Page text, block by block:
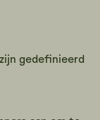
gedefinieerd